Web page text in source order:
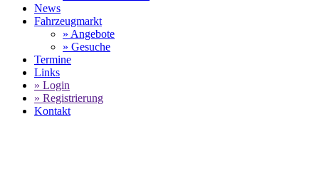
News
Fahrzeugmarkt
» Angebote
» Gesuche
Termine
Links
» Login
» Registrierung
Kontakt